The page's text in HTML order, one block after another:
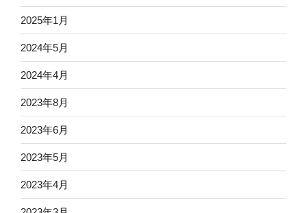
2025年1月
2024年5月
2024年4月
2023年8月
2023年6月
2023年5月
2023年4月